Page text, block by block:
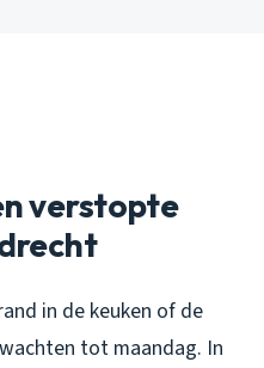
verstopte
in de keuken of de
tot maandag. In